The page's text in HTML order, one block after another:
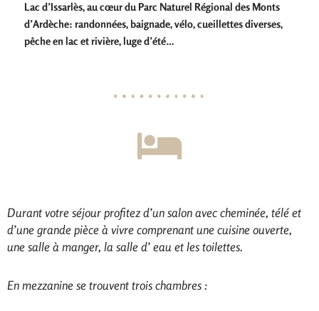
Lac d’Issarlès, au cœur du Parc Naturel Régional des Monts
d’Ardèche: randonnées, baignade, vélo, cueillettes diverses,
pêche en lac et rivière, luge d’été…
Durant votre séjour profitez d’un salon avec cheminée, télé et
d’une grande pièce à vivre comprenant une cuisine ouverte,
une salle à manger, la salle d’ eau et les toilettes.
En mezzanine se trouvent trois chambres :